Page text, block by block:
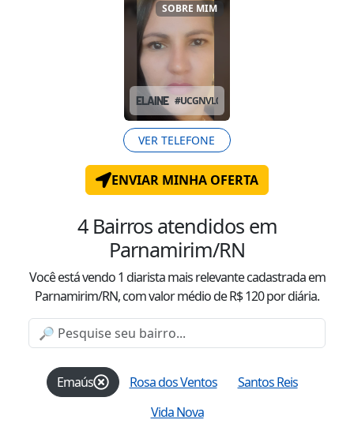
SOBRE MIM
ELAINE #UCGNVL0K
VER TELEFONE
ENVIAR MINHA OFERTA
4 Bairros atendidos em
Parnamirim/RN
Você está vendo1 diarista mais relevante cadastrada em
Parnamirim/RN, com valormédiode R$120por diária.
Emaús Rosa dos Ventos
Santos Reis
Vida Nova